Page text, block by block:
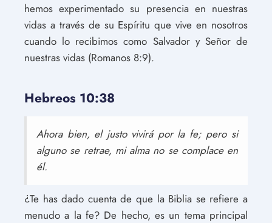
hemos experimentado su presencia en nuestras
vidas a través de su Espíritu que vive en nosotros
cuando lo recibimos como Salvador y Señor de
nuestras vidas (Romanos 8:9).
Hebreos 10:38
Ahora bien, el justo vivirá por la fe; pero si
alguno se retrae, mi alma no se complace en
él.
¿Te has dado cuenta de que la Biblia se refiere a
menudo a la fe? De hecho, es un tema principal